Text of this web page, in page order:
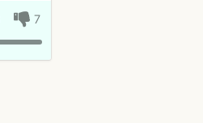
7